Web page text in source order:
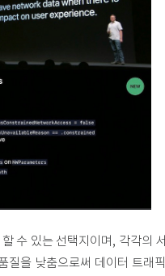
수 있는 선택지이며, 각각의
을 낮춤으로써 데이터 트래